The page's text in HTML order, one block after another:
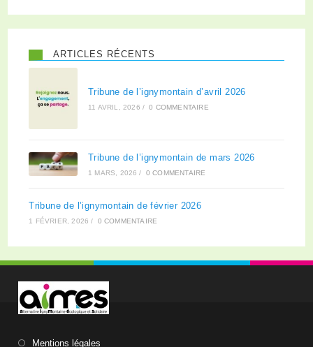
ARTICLES RÉCENTS
Tribune de l’ignymontain d’avril 2026
11 AVRIL, 2026 / 0 COMMENTAIRE
Tribune de l’ignymontain de mars 2026
1 MARS, 2026 / 0 COMMENTAIRE
Tribune de l’ignymontain de février 2026
1 FÉVRIER, 2026 / 0 COMMENTAIRE
Mentions légales